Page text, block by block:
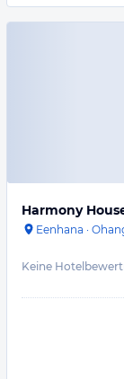
Harmony
Eenhana ·
Keine